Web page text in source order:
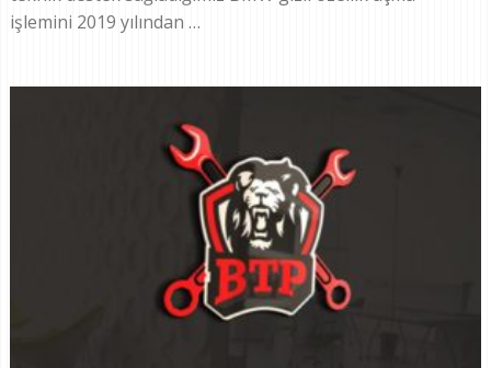
işlemini 2019 yılından …